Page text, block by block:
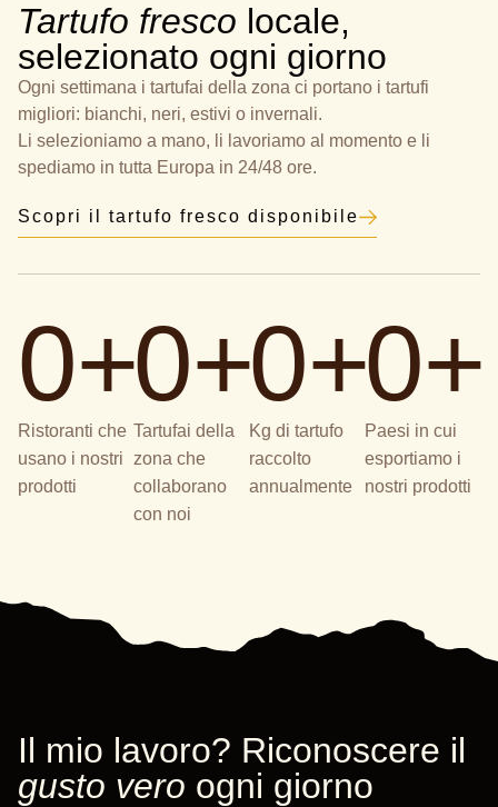
Tartufo fresco locale,
selezionato ogni giorno
Ogni settimana i tartufai della zona ci portano i tartufi
migliori: bianchi, neri, estivi o invernali.
Li selezioniamo a mano, li lavoriamo al momento e li
spediamo in tutta Europa in 24/48 ore.
Scopri il tartufo fresco disponibile
Ristoranti che
usano i nostri
prodotti
0+
Tartufai della
zona che
collaborano
con noi
0+
Kg di tartufo
raccolto
annualmente
0+
Paesi in cui
esportiamo i
nostri prodotti
0+
Il mio lavoro? Riconoscere il
gusto vero ogni giorno